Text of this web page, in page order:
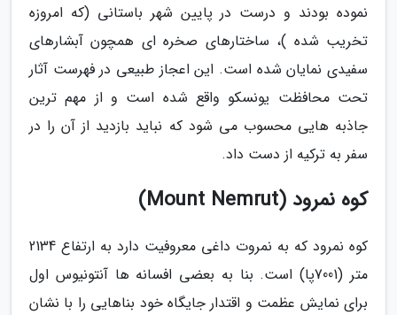
نموده بودند و درست در پایین شهر باستانی (که امروزه
تخریب شده )، ساختارهای صخره ای همچون آبشارهای
سفیدی نمایان شده است. این اعجاز طبیعی در فهرست آثار
تحت محافظت یونسکو واقع شده است و از مهم ترین
جاذبه هایی محسوب می شود که نباید بازدید از آن را در
سفر به ترکیه از دست داد.
کوه نمرود (Mount Nemrut)
کوه نمرود که به نمروت داغی معروفیت دارد به ارتفاع 2134
متر (7001پا) است. بنا به بعضی افسانه ها آنتونیوس اول
برای نمایش عظمت و اقتدار جایگاه خود بناهایی را با نشان